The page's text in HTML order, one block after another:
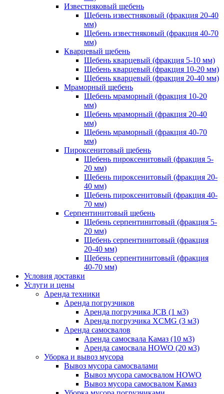
Известняковый щебень
Щебень известняковый (фракция 20-40
мм)
Щебень известняковый (фракция 40-70
мм)
Кварцевый щебень
Щебень кварцевый (фракция 5-10 мм)
Щебень кварцевый (фракция 10-20 мм)
Щебень кварцевый (фракция 20-40 мм)
Мраморный щебень
Щебень мраморный (фракция 10-20
мм)
Щебень мраморный (фракция 20-40
мм)
Щебень мраморный (фракция 40-70
мм)
Пироксенитовый щебень
Щебень пироксенитовый (фракция 5-
20 мм)
Щебень пироксенитовый (фракция 20-
40 мм)
Щебень пироксенитовый (фракция 40-
70 мм)
Серпентинитовый щебень
Щебень серпентинитовый (фракция 5-
20 мм)
Щебень серпентинитовый (фракция
20-40 мм)
Щебень серпентинитовый (фракция
40-70 мм)
Условия доставки
Услуги и цены
Аренда техники
Аренда погрузчиков
Аренда погрузчика JCB (1 м3)
Аренда погрузчика XCMG (3 м3)
Аренда самосвалов
Аренда самосвала Камаз (10 м3)
Аренда самосвала HOWO (20 м3)
Уборка и вывоз мусора
Вывоз мусора самосвалами
Вывоз мусора самосвалом HOWO
Вывоз мусора самосвалом Камаз